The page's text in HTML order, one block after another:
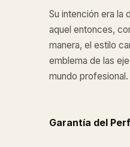
Su intención era la
aquel entonces,
manera, el estilo
emblema de las
mundo profesional.
Garantía del